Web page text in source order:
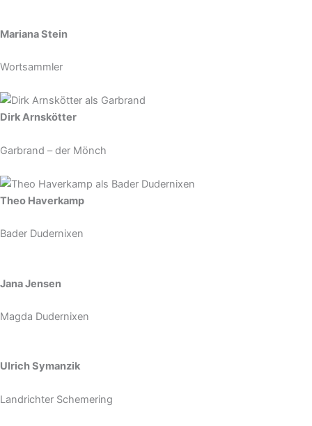
Mariana Stein
Wortsammler
Dirk Arnskötter
Garbrand – der Mönch
Theo Haverkamp
Bader Dudernixen
Jana Jensen
Magda Dudernixen
Ulrich Symanzik
Landrichter Schemering